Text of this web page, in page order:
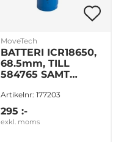
MoveTech
BATTERI ICR18650,
68.5mm, TILL
584765 SAMT
Artikelnr: 177203
295 :-
exkl. moms